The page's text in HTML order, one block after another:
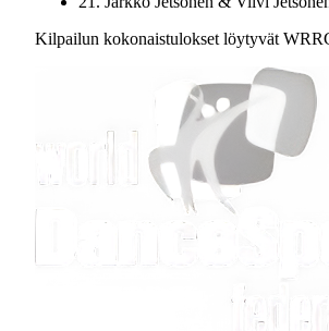
Kilpailun kokonaistulokset löytyvät